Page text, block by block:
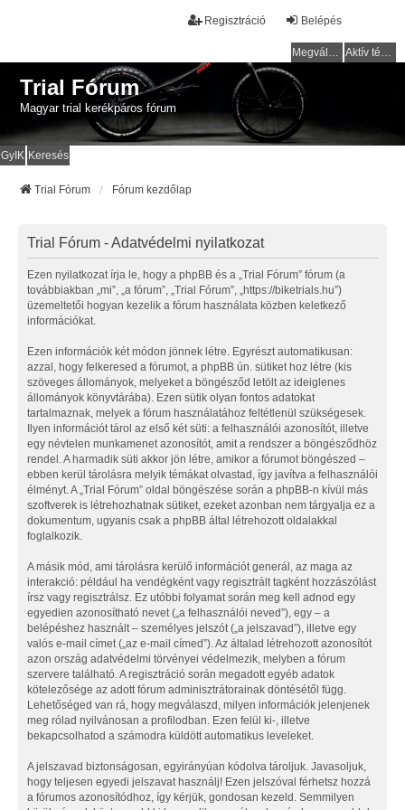
Belépés
Regisztráció
Megválaszolatlan témák Aktív témák
Trial Fórum
Magyar trial kerékpáros fórum
GyIK Keresés
Trial Fórum Fórum kezdőlap
Trial Fórum - Adatvédelmi nyilatkozat
Ezen nyilatkozat írja le, hogy a phpBB és a „Trial Fórum” fórum (a
továbbiakban „mi”, „a fórum”, „Trial Fórum”, „https://biketrials.hu”)
üzemeltetői hogyan kezelik a fórum használata közben keletkező
információkat.
Ezen információk két módon jönnek létre. Egyrészt automatikusan:
azzal, hogy felkeresed a fórumot, a phpBB ún. sütiket hoz létre (kis
szöveges állományok, melyeket a böngésződ letölt az ideiglenes
állományok könyvtárába). Ezen sütik olyan fontos adatokat
tartalmaznak, melyek a fórum használatához feltétlenül szükségesek.
Ilyen információt tárol az első két süti: a felhasználói azonosítót, illetve
egy névtelen munkamenet azonosítót, amit a rendszer a böngésződhöz
rendel. A harmadik süti akkor jön létre, amikor a fórumot böngészed –
ebben kerül tárolásra melyik témákat olvastad, így javítva a felhasználói
élményt. A „Trial Fórum” oldal böngészése során a phpBB-n kívül más
szoftverek is létrehozhatnak sütiket, ezeket azonban nem tárgyalja ez a
dokumentum, ugyanis csak a phpBB által létrehozott oldalakkal
foglalkozik.
A másik mód, ami tárolásra kerülő információt generál, az maga az
interakció: például ha vendégként vagy regisztrált tagként hozzászólást
írsz vagy regisztrálsz. Ez utóbbi folyamat során meg kell adnod egy
egyedien azonosítható nevet („a felhasználói neved”), egy – a
belépéshez használt – személyes jelszót („a jelszavad”), illetve egy
valós e-mail címet („az e-mail címed”). Az általad létrehozott azonosítót
azon ország adatvédelmi törvényei védelmezik, melyben a fórum
szervere található. A regisztráció során megadott egyéb adatok
kötelezősége az adott fórum adminisztrátorainak döntésétől függ.
Lehetőséged van rá, hogy megválaszd, milyen információk jelenjenek
meg rólad nyilvánosan a profilodban. Ezen felül ki-, illetve
bekapcsolhatod a számodra küldött automatikus leveleket.
A jelszavad biztonságosan, egyirányúan kódolva tároljuk. Javasoljuk,
hogy teljesen egyedi jelszavat használj! Ezen jelszóval férhetsz hozzá
a fórumos azonosítódhoz, így kérjük, gondosan kezeld. Semmilyen